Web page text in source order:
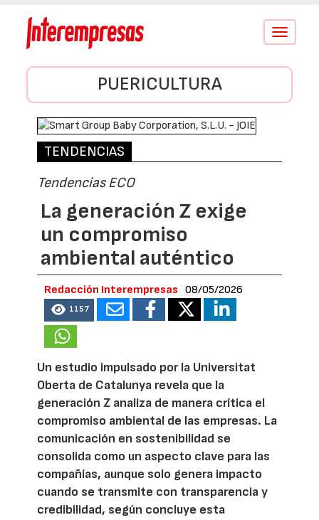
Conmutar
PUERICULTURA
TENDENCIAS
Tendencias ECO
La generación Z exige
un compromiso
ambiental auténtico
Redacción Interempresas 08/05/2026
1157
Un estudio impulsado por la Universitat
Oberta de Catalunya revela que la
generación Z analiza de manera crítica el
compromiso ambiental de las empresas. La
comunicación en sostenibilidad se
consolida como un aspecto clave para las
compañías, aunque solo genera impacto
cuando se transmite con transparencia y
credibilidad, según concluye esta